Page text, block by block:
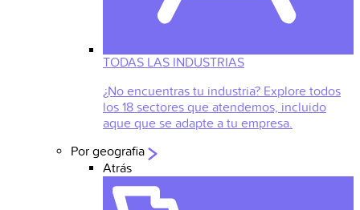
TODAS LAS INDUSTRIAS
¿No encuentras tu industria? Explore todos
los 18 sectores que atendemos, incluido
aque que se adapte a tu empresa.
Por geografia
Atrás